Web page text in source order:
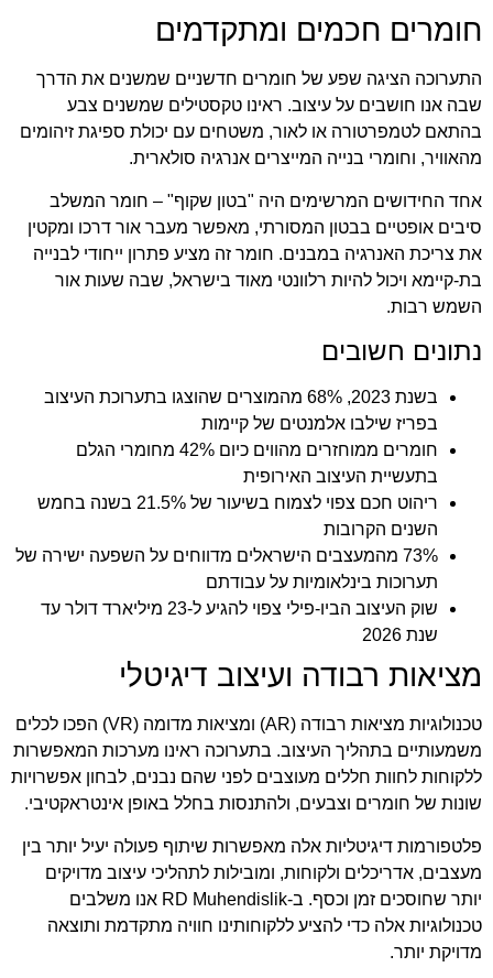
חומרים חכמים ומתקדמים
התערוכה הציגה שפע של חומרים חדשניים שמשנים את הדרך
שבה אנו חושבים על עיצוב. ראינו טקסטילים שמשנים צבע
בהתאם לטמפרטורה או לאור, משטחים עם יכולת ספיגת זיהומים
מהאוויר, וחומרי בנייה המייצרים אנרגיה סולארית.
אחד החידושים המרשימים היה "בטון שקוף" – חומר המשלב
סיבים אופטיים בבטון המסורתי, מאפשר מעבר אור דרכו ומקטין
את צריכת האנרגיה במבנים. חומר זה מציע פתרון ייחודי לבנייה
בת-קיימא ויכול להיות רלוונטי מאוד בישראל, שבה שעות אור
השמש רבות.
נתונים חשובים
בשנת 2023, 68% מהמוצרים שהוצגו בתערוכת העיצוב
בפריז שילבו אלמנטים של קיימות
חומרים ממוחזרים מהווים כיום 42% מחומרי הגלם
בתעשיית העיצוב האירופית
ריהוט חכם צפוי לצמוח בשיעור של 21.5% בשנה בחמש
השנים הקרובות
73% מהמעצבים הישראלים מדווחים על השפעה ישירה של
תערוכות בינלאומיות על עבודתם
שוק העיצוב הביו-פילי צפוי להגיע ל-23 מיליארד דולר עד
שנת 2026
מציאות רבודה ועיצוב דיגיטלי
טכנולוגיות מציאות רבודה (AR) ומציאות מדומה (VR) הפכו לכלים
משמעותיים בתהליך העיצוב. בתערוכה ראינו מערכות המאפשרות
ללקוחות לחוות חללים מעוצבים לפני שהם נבנים, לבחון אפשרויות
שונות של חומרים וצבעים, ולהתנסות בחלל באופן אינטראקטיבי.
פלטפורמות דיגיטליות אלה מאפשרות שיתוף פעולה יעיל יותר בין
מעצבים, אדריכלים ולקוחות, ומובילות לתהליכי עיצוב מדויקים
יותר שחוסכים זמן וכסף. ב-RD Muhendislik אנו משלבים
טכנולוגיות אלה כדי להציע ללקוחותינו חוויה מתקדמת ותוצאה
מדויקת יותר.